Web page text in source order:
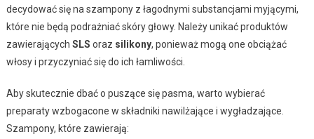
decydować się na szampony z łagodnymi substancjami myjącymi,
które nie będą podrażniać skóry głowy. Należy unikać produktów
zawierających SLS oraz silikony, ponieważ mogą one obciążać
włosy i przyczyniać się do ich łamliwości.
Aby skutecznie dbać o puszące się pasma, warto wybierać
preparaty wzbogacone w składniki nawilżające i wygładzające.
Szampony, które zawierają: